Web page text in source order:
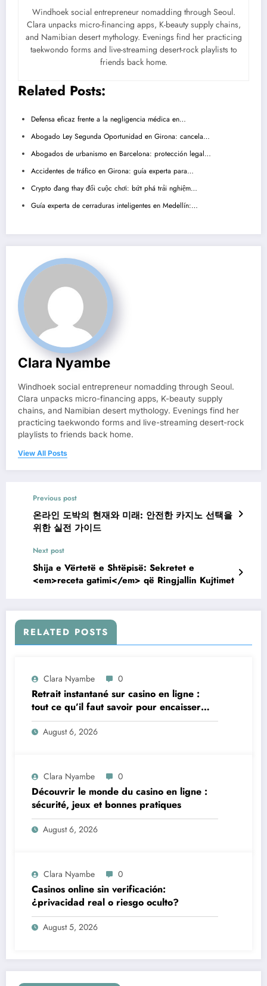
Windhoek social entrepreneur nomadding through Seoul.
Clara unpacks micro-financing apps, K-beauty supply chains,
and Namibian desert mythology. Evenings find her practicing
taekwondo forms and live-streaming desert-rock playlists to
friends back home.
Related Posts:
Defensa eficaz frente a la negligencia médica en…
Abogado Ley Segunda Oportunidad en Girona: cancela…
Abogados de urbanismo en Barcelona: protección legal…
Accidentes de tráfico en Girona: guía experta para…
Crypto đang thay đổi cuộc chơi: bứt phá trải nghiệm…
Guía experta de cerraduras inteligentes en Medellín:…
Clara Nyambe
Windhoek social entrepreneur nomadding through Seoul.
Clara unpacks micro-financing apps, K-beauty supply
chains, and Namibian desert mythology. Evenings find her
practicing taekwondo forms and live-streaming desert-rock
playlists to friends back home.
View All Posts
Previous post
온라인 도박의 현재와 미래: 안전한 카지노 선택을
위한 실전 가이드
Next post
Shija e Vërtetë e Shtëpisë: Sekretet e
<em>receta gatimi</em> që Ringjallin Kujtimet
RELATED POSTS
Clara Nyambe 0
Retrait instantané sur casino en ligne :
tout ce qu’il faut savoir pour encaisser
vite et sereinement
August 6, 2026
Clara Nyambe 0
Découvrir le monde du casino en ligne :
sécurité, jeux et bonnes pratiques
August 6, 2026
Clara Nyambe 0
Casinos online sin verificación:
¿privacidad real o riesgo oculto?
August 5, 2026